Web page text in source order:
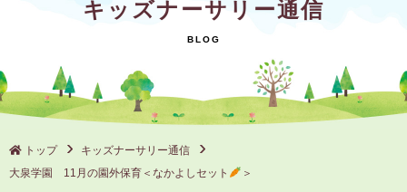
サービス概要
（保けいこ）
園の1日
年間行事
施設一覧
キッズナーサリー通信
トップ
キッズナーサリー通信
大泉学園 11月の園外保育＜なかよしセット
＞